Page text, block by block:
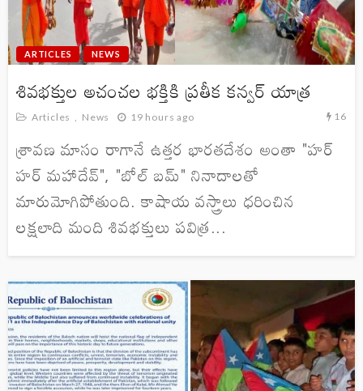
ARTICLES NEWS
శివభక్తుల అచంచల భక్తికి ప్రతీక కన్వర్ యాత్ర
Articles News 19 hours ago 16
శ్రావణ మాసం రాగానే ఉత్తర భారతదేశం అంతా "హర్
హర్ మహాదేవ్", "బోల్ బమ్" నినాదాలతో
మారుమోగిపోతుంది. కాషాయ వస్త్రాలు ధరించిన
లక్షలాది మంది శివభక్తులు పవిత్ర...